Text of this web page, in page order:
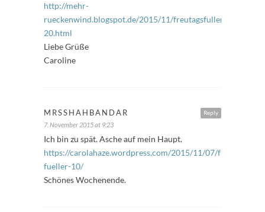
http://mehr-
rueckenwind.blogspot.de/2015/11/freutagsfuller-
20.html
Liebe Grüße
Caroline
Reply
MRSSHAHBANDAR
7. November 2015 at 9:23
Ich bin zu spät. Asche auf mein Haupt.
https://carolahaze.wordpress.com/2015/11/07/freitags-
fueller-10/
Schönes Wochenende.